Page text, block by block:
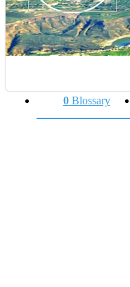
0Blossary